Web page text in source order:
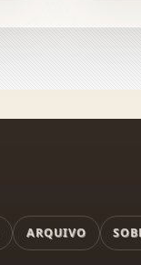
ARQUIVO